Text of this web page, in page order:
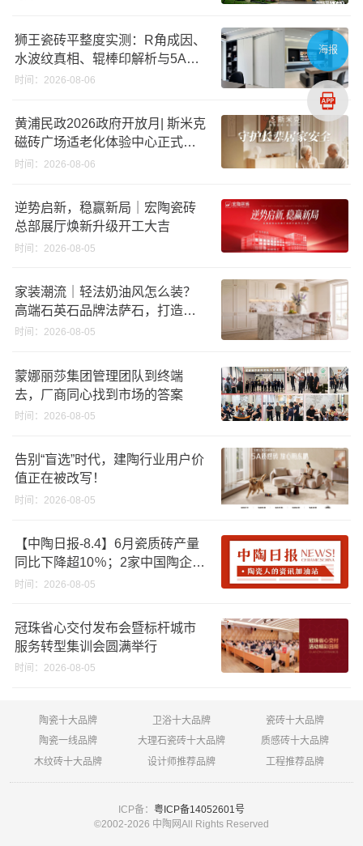
狮王瓷砖平整度实测：R角成因、
水波纹真相、辊棒印解析与5A标
准选购指南
时间：2026-08-06
黄浦民政2026政府开放月| 斯米克
磁砖广场适老化体验中心正式亮
相
时间：2026-08-06
逆势启新，稳赢新局｜宏陶瓷砖
总部展厅焕新升级开工大吉
时间：2026-08-05
家装潮流｜轻法奶油风怎么装？
高端石英石品牌法萨石，打造质
感橱柜台面
时间：2026-08-05
蒙娜丽莎集团管理团队到终端
去，厂商同心找到市场的答案
时间：2026-08-05
告别“盲选”时代，建陶行业用户价
值正在被改写！
时间：2026-08-05
【中陶日报-8.4】6月瓷质砖产量
同比下降超10％；2家中国陶企亮
相马来西亚ARCHIDEX 2026石材
份；方向集团出海
时间：2026-08-05
冠珠省心交付发布会暨标杆城市
服务转型集训会圆满举行
时间：2026-08-05
陶瓷十大品牌 卫浴十大品牌
瓷砖十大品牌
陶瓷一线品牌
大理石瓷砖十大品牌
质感砖十大品牌
木纹砖十大品牌
设计师推荐品牌 工程推荐品牌
ICP备： 粤ICP备14052601号
©2002-2026 中陶网All Rights Reserved
海报